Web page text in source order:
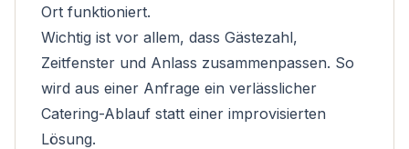
Ort funktioniert.
Wichtig ist vor allem, dass Gästezahl,
Zeitfenster und Anlass zusammenpassen. So
wird aus einer Anfrage ein verlässlicher
Catering-Ablauf statt einer improvisierten
Lösung.